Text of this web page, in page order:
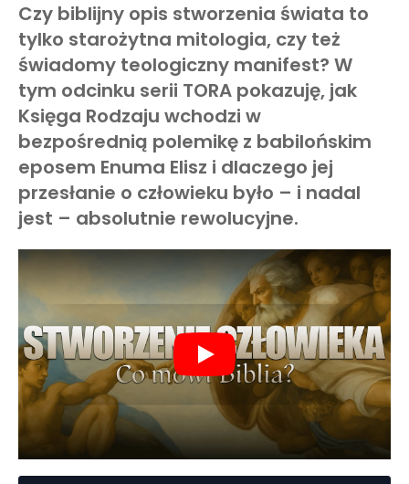
Czy biblijny opis stworzenia świata to
tylko starożytna mitologia, czy też
świadomy teologiczny manifest? W
tym odcinku serii TORA pokazuję, jak
Księga Rodzaju wchodzi w
bezpośrednią polemikę z babilońskim
eposem Enuma Elisz i dlaczego jej
przesłanie o człowieku było – i nadal
jest – absolutnie rewolucyjne.
Play